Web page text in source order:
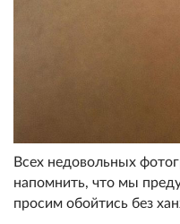
Всех недовольных
напомнить, что мы
просим обойтись без